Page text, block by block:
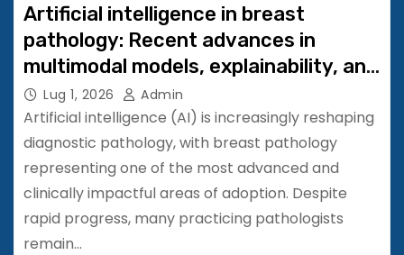
Artificial intelligence in breast
pathology: Recent advances in
multimodal models, explainability, and
clinical applications
Lug 1, 2026 Admin
Artificial intelligence (AI) is increasingly reshaping
diagnostic pathology, with breast pathology
representing one of the most advanced and
clinically impactful areas of adoption. Despite
rapid progress, many practicing pathologists
remain…